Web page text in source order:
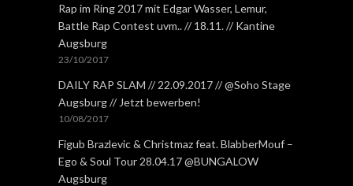
Rap im Ring 2017 mit Edgar Wasser, Lemur,
Battle Rap Contest uvm.. // 18.11. // Kantine
Augsburg
23/10/2017
DAILY RAP SLAM // 22.09.2017 // @Soho Stage
Augsburg // Jetzt bewerben!
10/08/2017
Figub Brazlevic & Christmaz feat. BlabberMouf –
Ego & Soul Tour 28.04.17 @BUNGALOW
Augsburg